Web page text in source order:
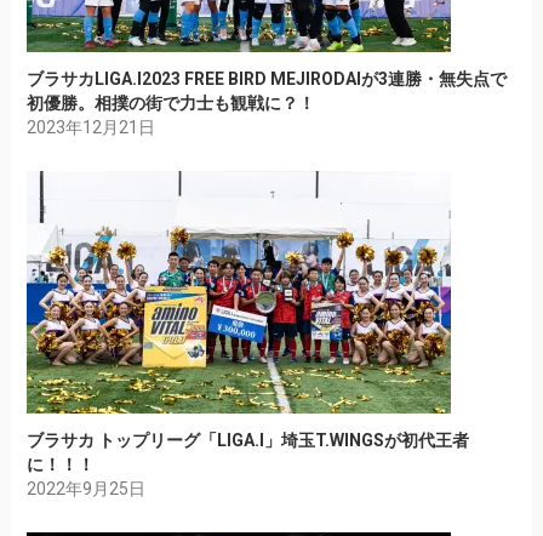
ブラサカLIGA.I2023 FREE BIRD MEJIRODAIが3連勝・無失点で
初優勝。相撲の街で力士も観戦に？！
2023年12月21日
ブラサカ トップリーグ「LIGA.I」埼玉T.WINGSが初代王者
に！！！
2022年9月25日